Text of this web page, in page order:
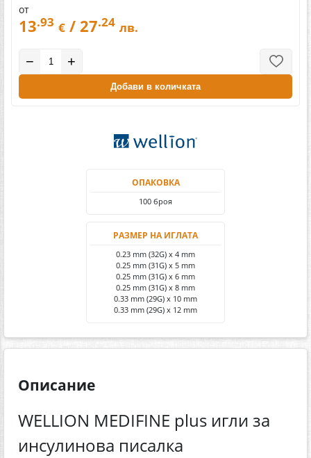
от
13.93 € / 27.24 лв.
− +
Добави в количката
ОПАКОВКА
100 броя
РАЗМЕР НА ИГЛАТА
0.23 mm (32G) x 4 mm
0.25 mm (31G) x 5 mm
0.25 mm (31G) x 6 mm
0.25 mm (31G) x 8 mm
0.33 mm (29G) x 10 mm
0.33 mm (29G) x 12 mm
Описание
WELLION MEDIFINE plus игли за
инсулинова писалка